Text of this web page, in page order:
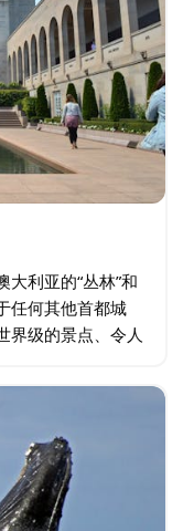
利亚的“丛林”和
任何其他首都城
界级的景点、令人
拉有很多景点和活